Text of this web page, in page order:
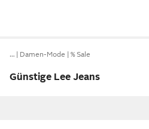
… Damen-Mode % Sale
Günstige Lee Jeans